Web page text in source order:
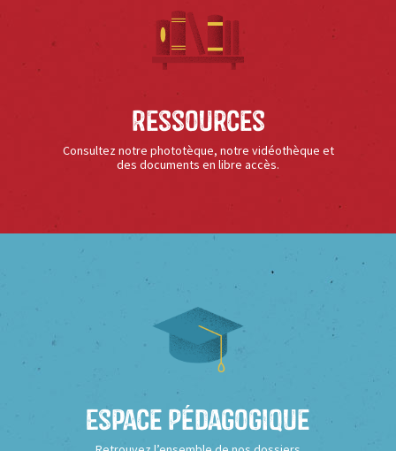
Ressources
Consultez notre phototèque, notre vidéothèque et
des documents en libre accès.
Espace Pédagogique